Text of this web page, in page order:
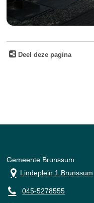
Deel deze pagina
Gemeente Brunssum
Lindeplein 1 Brunssum
045-5278555